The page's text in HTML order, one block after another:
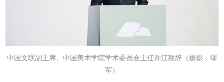
中国文联副主席、中国美术学院学术委员会主任许江致辞 （摄影：缪
军）